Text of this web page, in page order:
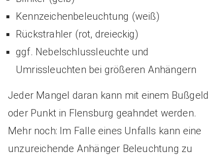
Kennzeichenbeleuchtung (weiß)
Rückstrahler (rot, dreieckig)
ggf. Nebelschlussleuchte und
Umrissleuchten bei größeren Anhängern
Jeder Mangel daran kann mit einem Bußgeld
oder Punkt in Flensburg geahndet werden.
Mehr noch: Im Falle eines Unfalls kann eine
unzureichende Anhänger Beleuchtung zu